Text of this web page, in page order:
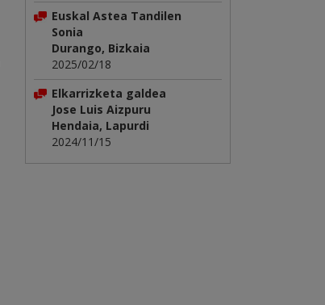
Euskal Astea Tandilen
Sonia
Durango, Bizkaia
2025/02/18
Elkarrizketa galdea
Jose Luis Aizpuru
Hendaia, Lapurdi
2024/11/15